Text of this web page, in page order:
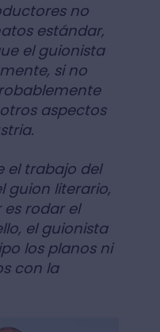
no
estándar,
el guionista
si no
aspectos
el trabajo del
guion literario,
rodar el
el guionista
los planos ni
con la